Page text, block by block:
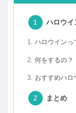
ハロウイ
ハロウインっ
何をするの？
おすすめハロ
まとめ